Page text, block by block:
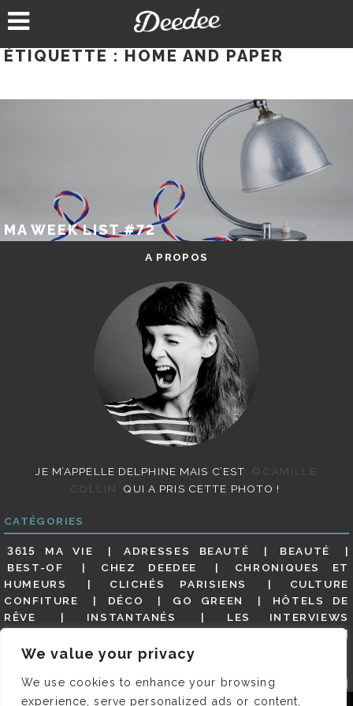
We value your privacy
We use cookies to enhance your browsing
experience, serve personalized ads or content,
au
ÉTIQUETTE : HOME AND PAPER
MA WEEK LIST #72
A PROPOS
JE M’APPELLE DELPHINE MAIS C’EST
©CAMILLE
COLLIN
QUI A PRIS CETTE PHOTO !
CATÉGORIES
3615 MA VIE ADRESSES BEAUTÉ
BEAUTÉ
BEST-OF
CHEZ DEEDEE
CHRONIQUES ET
HUMEURS
CLICHÉS PARISIENS
CULTURE
CONFITURE
DÉCO GO GREEN
HÔTELS DE
RÊVE
INSTANTANÉS
LES INTERVIEWS
MES ADRESSES
MODE NON CLASSÉ
GUIDE
PARIS EN PHOTOS
RESTAURANTS
REVUE DE PRESSE DÉTAILLÉE, SIOU PLAIT